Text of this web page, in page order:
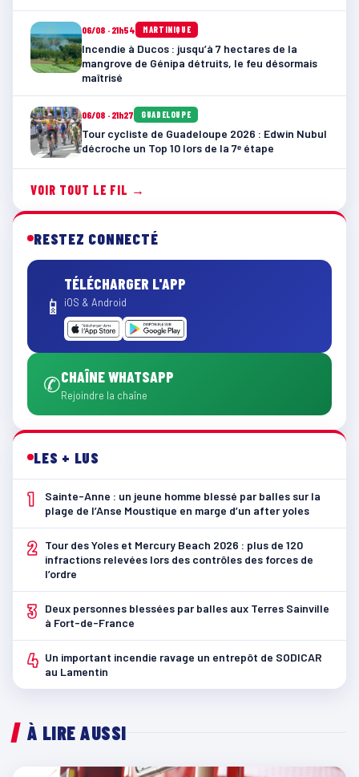
06/08 · 21h54 MARTINIQUE
Incendie à Ducos : jusqu’à 7 hectares de la
mangrove de Génipa détruits, le feu désormais
maîtrisé
06/08 · 21h27 GUADELOUPE
Tour cycliste de Guadeloupe 2026 : Edwin Nubul
décroche un Top 10 lors de la 7ᵉ étape
VOIR TOUT LE FIL →
RESTEZ CONNECTÉ
📱
TÉLÉCHARGER L'APP
iOS & Android
✆CHAÎNE WHATSAPP
Rejoindre la chaîne
LES + LUS
1
Sainte-Anne : un jeune homme blessé par balles sur la
plage de l’Anse Moustique en marge d’un after yoles
2
Tour des Yoles et Mercury Beach 2026 : plus de 120
infractions relevées lors des contrôles des forces de
l’ordre
3
Deux personnes blessées par balles aux Terres Sainville
à Fort-de-France
4 Un important incendie ravage un entrepôt de SODICAR
au Lamentin
À LIRE AUSSI